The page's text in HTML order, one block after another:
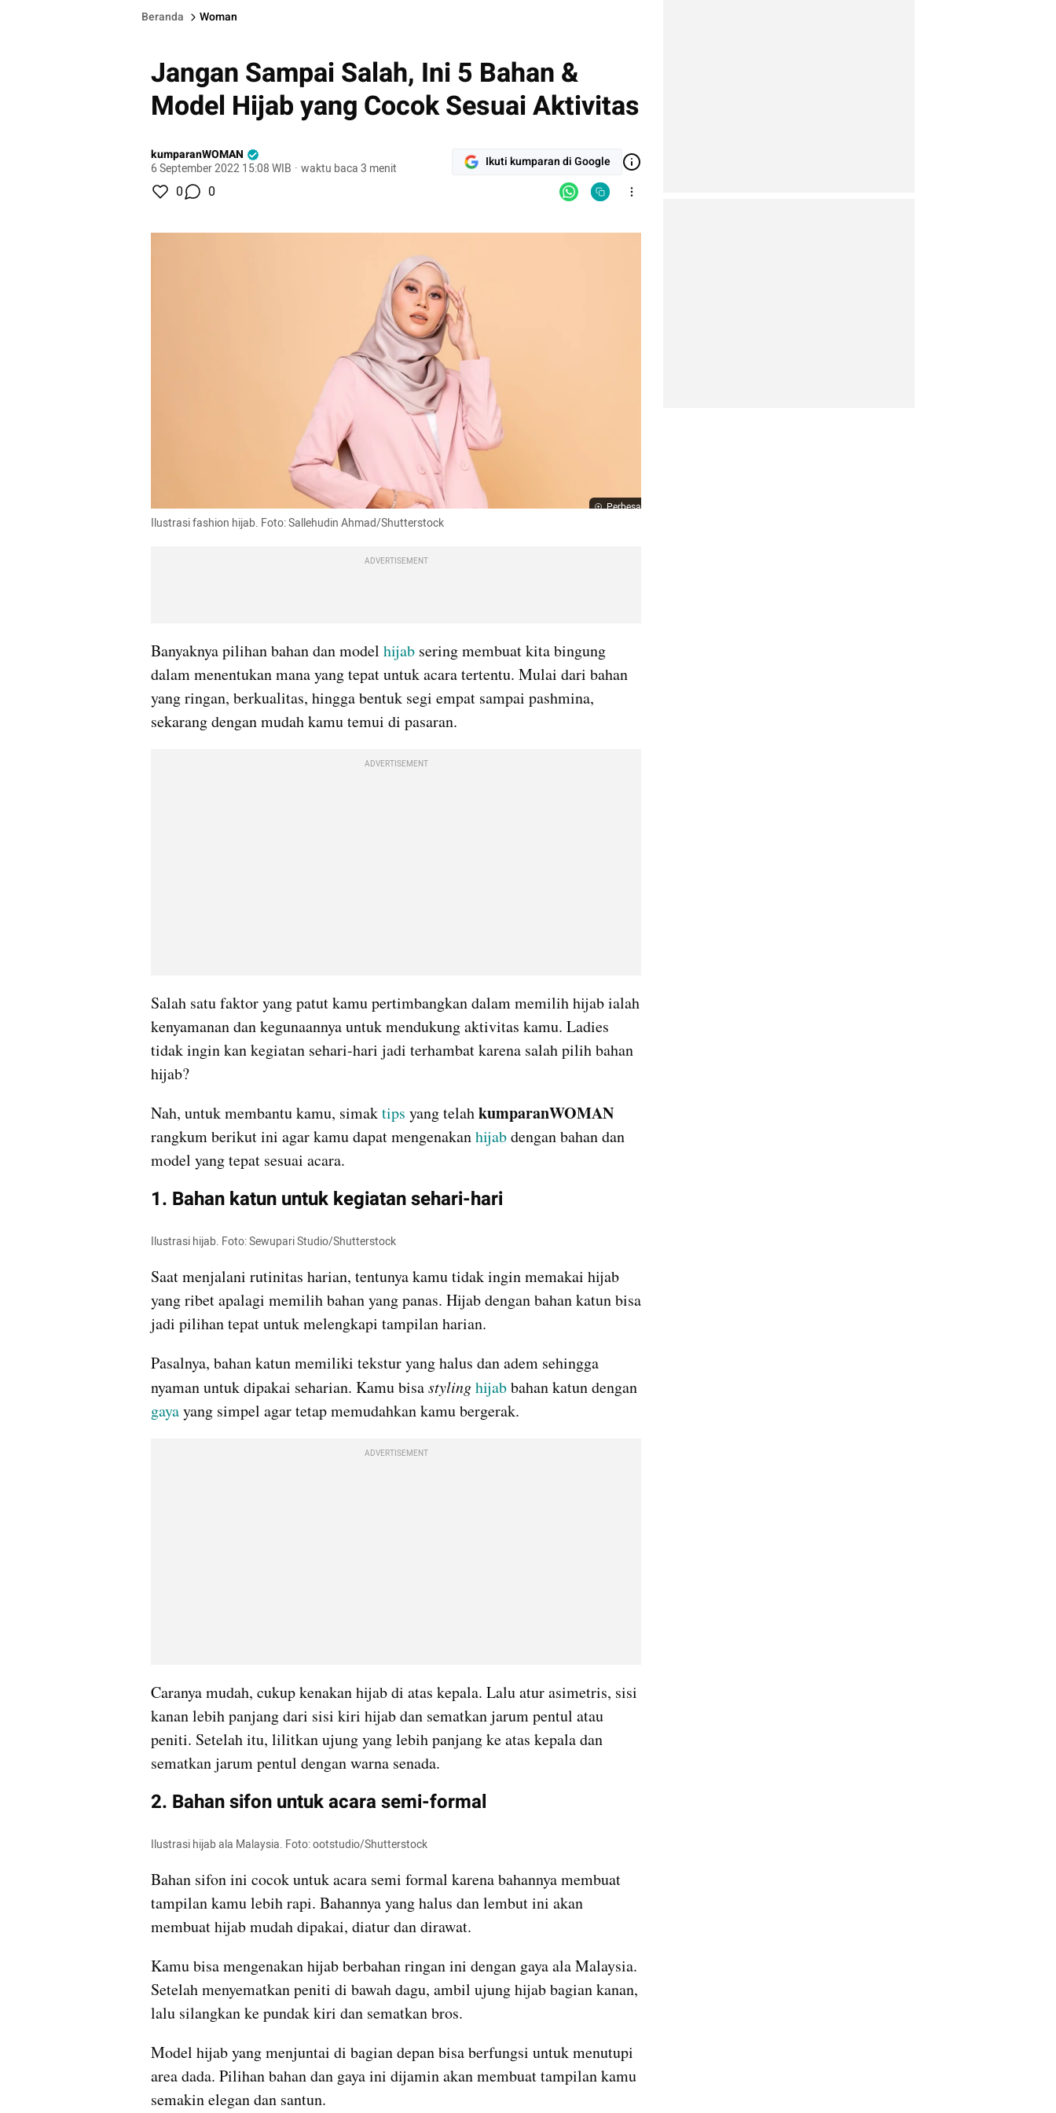
Beranda Woman
Jangan Sampai Salah, Ini 5 Bahan &
Model Hijab yang Cocok Sesuai Aktivitas
kumparanWOMAN
6 September 2022 15:08 WIB · waktu baca 3 menit Ikuti kumparan di Google
0 0
Perbesar
Ilustrasi fashion hijab. Foto: Sallehudin Ahmad/Shutterstock
ADVERTISEMENT
Banyaknya pilihan bahan dan model hijab sering membuat kita bingung
dalam menentukan mana yang tepat untuk acara tertentu. Mulai dari bahan
yang ringan, berkualitas, hingga bentuk segi empat sampai pashmina,
sekarang dengan mudah kamu temui di pasaran.
ADVERTISEMENT
Salah satu faktor yang patut kamu pertimbangkan dalam memilih hijab ialah
kenyamanan dan kegunaannya untuk mendukung aktivitas kamu. Ladies
tidak ingin kan kegiatan sehari-hari jadi terhambat karena salah pilih bahan
hijab?
Nah, untuk membantu kamu, simak tips yang telah
rangkum berikut ini agar kamu dapat mengenakan hijab dengan bahan dan
model yang tepat sesuai acara.
1. Bahan katun untuk kegiatan sehari-hari
Ilustrasi hijab. Foto: Sewupari Studio/Shutterstock
Saat menjalani rutinitas harian, tentunya kamu tidak ingin memakai hijab
yang ribet apalagi memilih bahan yang panas. Hijab dengan bahan katun bisa
jadi pilihan tepat untuk melengkapi tampilan harian.
Pasalnya, bahan katun memiliki tekstur yang halus dan adem sehingga
nyaman untuk dipakai seharian. Kamu bisa styling hijab
gaya yang simpel agar tetap memudahkan kamu bergerak.
ADVERTISEMENT
Caranya mudah, cukup kenakan hijab di atas kepala. Lalu atur asimetris, sisi
kanan lebih panjang dari sisi kiri hijab dan sematkan jarum pentul atau
peniti. Setelah itu, lilitkan ujung yang lebih panjang ke atas kepala dan
sematkan jarum pentul dengan warna senada.
2. Bahan sifon untuk acara semi-formal
Ilustrasi hijab ala Malaysia. Foto: ootstudio/Shutterstock
Bahan sifon ini cocok untuk acara semi formal karena bahannya membuat
tampilan kamu lebih rapi. Bahannya yang halus dan lembut ini akan
membuat hijab mudah dipakai, diatur dan dirawat.
Kamu bisa mengenakan hijab berbahan ringan ini dengan gaya ala Malaysia.
Setelah menyematkan peniti di bawah dagu, ambil ujung hijab bagian kanan,
lalu silangkan ke pundak kiri dan sematkan bros.
Model hijab yang menjuntai di bagian depan bisa berfungsi untuk menutupi
area dada. Pilihan bahan dan gaya ini dijamin akan membuat tampilan kamu
semakin elegan dan santun.